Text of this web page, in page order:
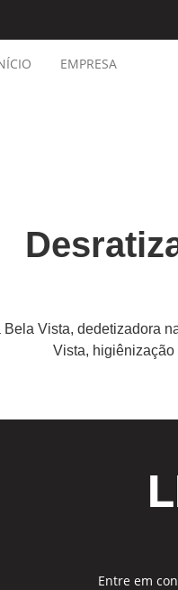
EMPRESA
Vista, dedetizadora
Vista,
Entre em